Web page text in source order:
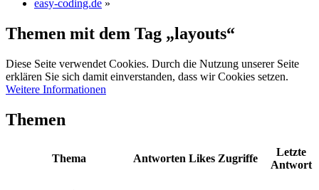
easy-coding.de »
Themen mit dem Tag „layouts“
Diese Seite verwendet Cookies. Durch die Nutzung unserer Seite
erklären Sie sich damit einverstanden, dass wir Cookies setzen.
Weitere Informationen
Themen
Thema Antworten Likes Zugriffe
Letzte
Antwort